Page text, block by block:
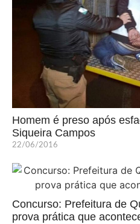
Homem é preso após
Siqueira Campos
22/06/2016
Concurso: Prefeitura de
prova prática que